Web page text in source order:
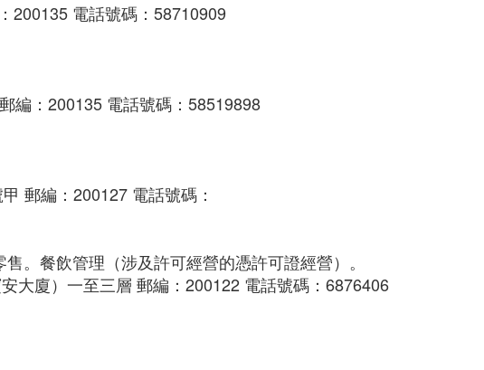
200135 電話號碼：58710909
編：200135 電話號碼：58519898
郵編：200127 電話號碼：
。餐飲管理（涉及許可經營的憑許可證經營）。
大廈）一至三層 郵編：200122 電話號碼：6876406